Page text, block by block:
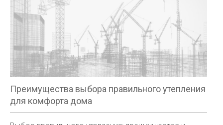
Преимущества выбора правильного утепления
для комфорта дома